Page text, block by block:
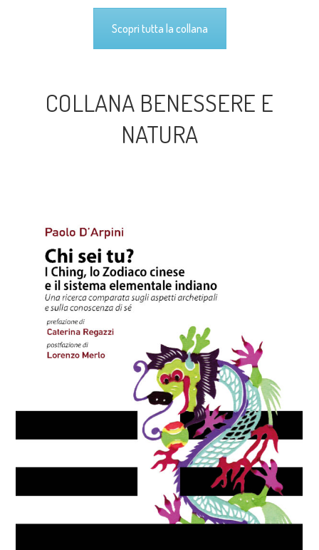
Scopri tutta la collana
COLLANA BENESSERE E
NATURA